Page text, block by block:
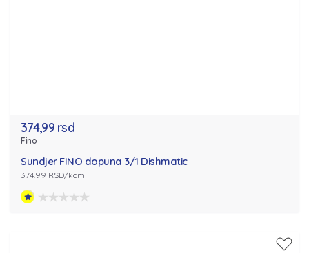
374,99 rsd
Fino
Sundjer FINO dopuna 3/1 Dishmatic
374.99 RSD/kom